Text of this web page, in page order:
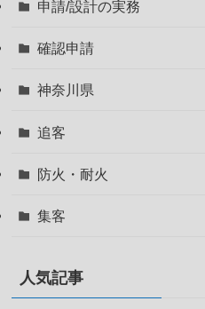
申請/設計の実務
確認申請
神奈川県
追客
防火・耐火
集客
人気記事